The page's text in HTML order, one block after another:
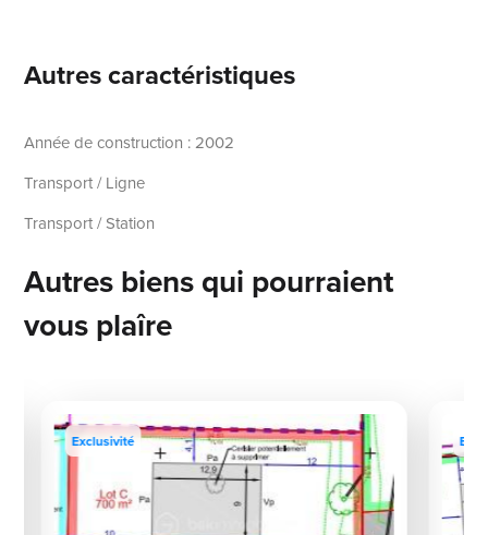
Autres caractéristiques
Année de construction : 2002
Transport / Ligne
Transport / Station
Autres biens qui pourraient
vous plaîre
Exclusivité